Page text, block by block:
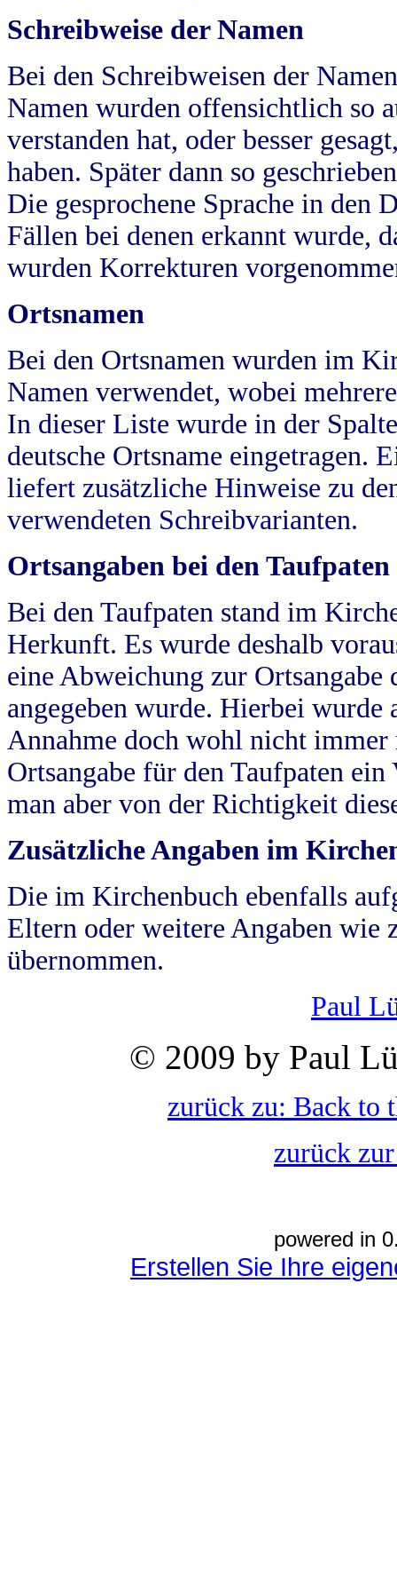
Schreibweise der Namen
Bei den Schreibweisen der
Namen wurden offensichtlich so
verstanden hat, oder besser
haben. Später dann so
Die gesprochene Sprache in
Fällen bei denen erkannt wurde,
wurden Korrekturen
Ortsnamen
Bei den Ortsnamen wurden im
Namen verwendet, wobei
In dieser Liste wurde in der
deutsche Ortsname eingetragen.
liefert zusätzliche Hinweise zu
verwendeten Schreibvarianten.
Ortsangaben bei den Taufpaten
Bei den Taufpaten stand im
Herkunft. Es wurde deshalb
eine Abweichung zur
angegeben wurde. Hierbei wurde
Annahme doch wohl nicht
Ortsangabe für den Taufpaten
man aber von der Richtigkeit
Zusätzliche Angaben im
Die im Kirchenbuch ebenfalls
Eltern oder weitere Angaben wie
übernommen.
Paul
© 2009 by Paul
zurück zu: Back to
zurück
powered in
Erstellen Sie Ihre